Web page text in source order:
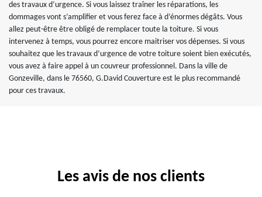
des travaux d’urgence. Si vous laissez traîner les réparations, les
dommages vont s’amplifier et vous ferez face à d’énormes dégâts. Vous
allez peut-être être obligé de remplacer toute la toiture. Si vous
intervenez à temps, vous pourrez encore maitriser vos dépenses. Si vous
souhaitez que les travaux d’urgence de votre toiture soient bien exécutés,
vous avez à faire appel à un couvreur professionnel. Dans la ville de
Gonzeville, dans le 76560, G.David Couverture est le plus recommandé
pour ces travaux.
Les avis de nos clients